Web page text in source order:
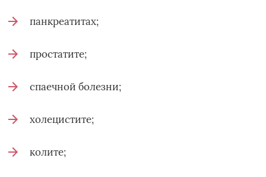
панкреатитах;
простатите;
спаечной болезни;
холецистите;
колите;